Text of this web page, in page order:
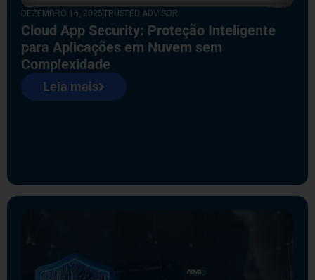
DEZEMBRO 16, 2025TRUSTED ADVISOR
Cloud App Security: Proteção Inteligente
para Aplicações em Nuvem sem
Complexidade
Leia mais